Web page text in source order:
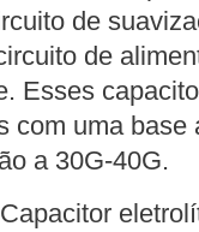
de
de
Esses
com uma
a 30G-40G.